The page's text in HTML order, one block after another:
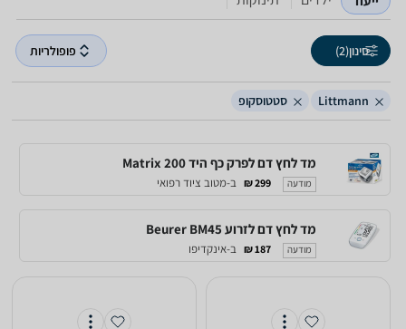
סינון(2) פופולריות
Littmann סטטוסקופ
מד לחץ דם לפרק כף היד Matrix 200
מודעה 299 ₪ ב-מטוב ציוד רפואי
מד לחץ דם לזרוע Beurer BM45
מודעה 187 ₪ ב-אינקדיפו